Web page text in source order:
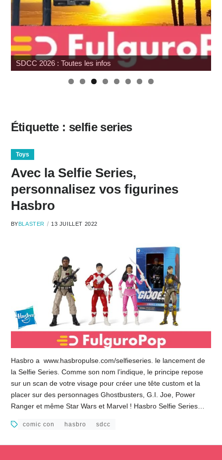
SDCC 2026 : Toutes les infos
Étiquette : selfie series
Toys
Avec la Selfie Series,
personnalisez vos figurines
Hasbro
BYBLASTER 13 JUILLET 2022
Hasbro a www.hasbropulse.com/selfieseries. le lancement de
la Selfie Series. Comme son nom l’indique, le principe repose
sur un scan de votre visage pour créer une tête custom et la
placer sur des personnages Ghostbusters, G.I. Joe, Power
Ranger et même Star Wars et Marvel ! Hasbro Selfie Series…
comic con hasbro sdcc